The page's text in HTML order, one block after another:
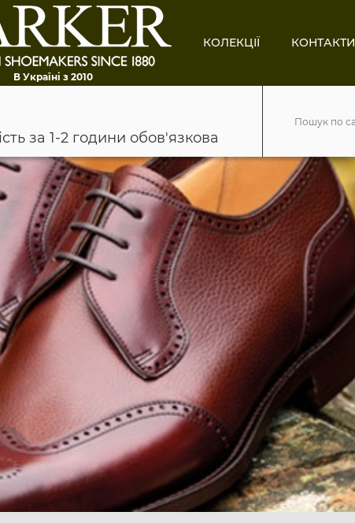
В Україні з 2010
КОЛЕКЦІЇ КОНТАКТИ
за 1-2 години обов'язкова